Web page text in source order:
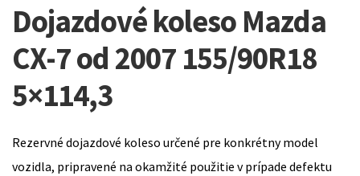
Dojazdové koleso Mazda
CX-7 od 2007 155/90R18
5×114,3
Rezervné dojazdové koleso určené pre konkrétny model
vozidla, pripravené na okamžité použitie v prípade defektu